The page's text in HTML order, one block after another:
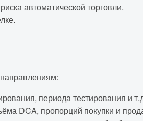
автоматической торговли.
периода тестирования и
DCA, пропорций покупки и